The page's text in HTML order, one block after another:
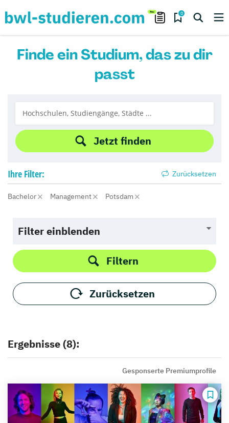
0
Finde ein Studium, das zu dir
passt
Jetzt finden
Ihre Filter: Zurücksetzen
Bachelor Management Potsdam
Filter einblenden
Filtern
Zurücksetzen
Ergebnisse (8):
Gesponserte Premiumprofile